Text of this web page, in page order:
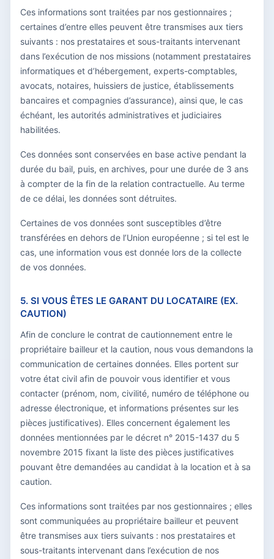
Ces informations sont traitées par nos gestionnaires ;
certaines d’entre elles peuvent être transmises aux tiers
suivants : nos prestataires et sous-traitants intervenant
dans l’exécution de nos missions (notamment prestataires
informatiques et d’hébergement, experts-comptables,
avocats, notaires, huissiers de justice, établissements
bancaires et compagnies d’assurance), ainsi que, le cas
échéant, les autorités administratives et judiciaires
habilitées.
Ces données sont conservées en base active pendant la
durée du bail, puis, en archives, pour une durée de 3 ans
à compter de la fin de la relation contractuelle. Au terme
de ce délai, les données sont détruites.
Certaines de vos données sont susceptibles d’être
transférées en dehors de l’Union européenne ; si tel est le
cas, une information vous est donnée lors de la collecte
de vos données.
5. SI VOUS ÊTES LE GARANT DU LOCATAIRE (EX.
CAUTION)
Afin de conclure le contrat de cautionnement entre le
propriétaire bailleur et la caution, nous vous demandons la
communication de certaines données. Elles portent sur
votre état civil afin de pouvoir vous identifier et vous
contacter (prénom, nom, civilité, numéro de téléphone ou
adresse électronique, et informations présentes sur les
pièces justificatives). Elles concernent également les
données mentionnées par le décret n° 2015-1437 du 5
novembre 2015 fixant la liste des pièces justificatives
pouvant être demandées au candidat à la location et à sa
caution.
Ces informations sont traitées par nos gestionnaires ; elles
sont communiquées au propriétaire bailleur et peuvent
être transmises aux tiers suivants : nos prestataires et
sous-traitants intervenant dans l’exécution de nos